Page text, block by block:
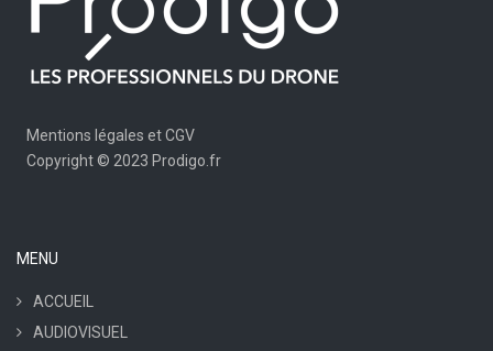
Mentions légales et CGV
Copyright © 2023 Prodigo.fr
MENU
ACCUEIL
AUDIOVISUEL